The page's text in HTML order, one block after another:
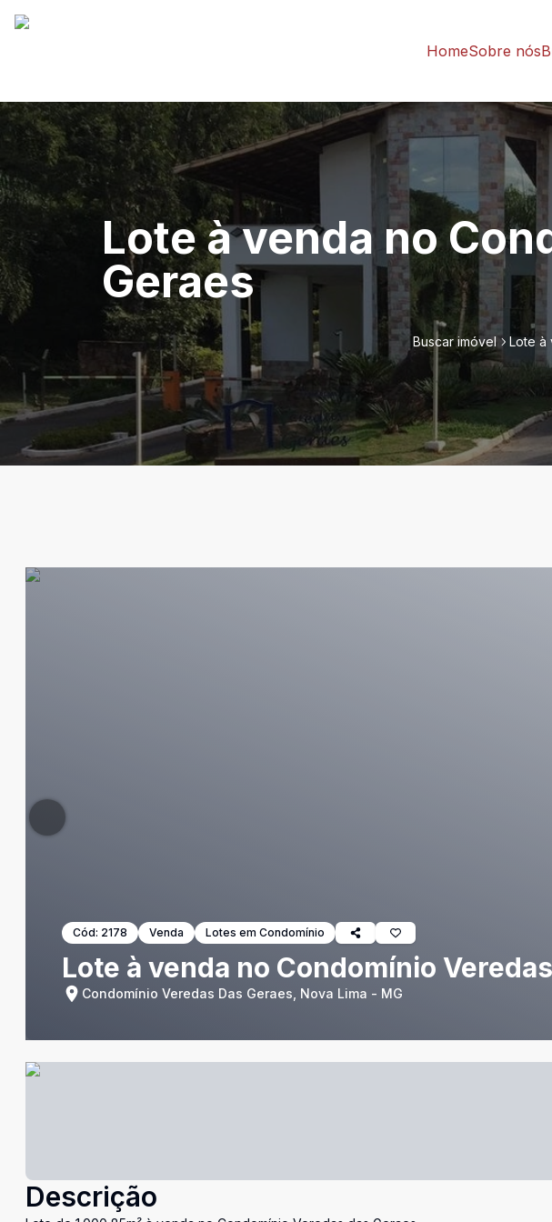
HomeSobre nós
Lote à venda no
Geraes
Buscar imóvel Lote à
Cód: 2178 Venda Lotes em Condomínio
Lote à venda no Condomínio
Condomínio Veredas Das Geraes, Nova Lima - MG
Descrição